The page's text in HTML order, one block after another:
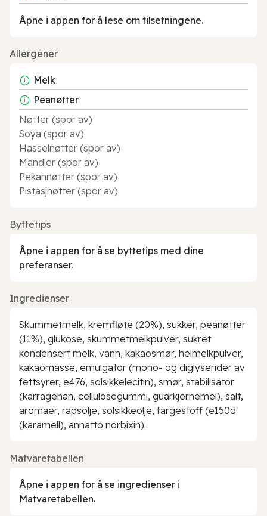
Åpne i appen for å lese om tilsetningene.
Allergener
Melk
Peanøtter
Nøtter (spor av)
Soya (spor av)
Hasselnøtter (spor av)
Mandler (spor av)
Pekannøtter (spor av)
Pistasjnøtter (spor av)
Byttetips
Åpne i appen for å se byttetips med dine
preferanser.
Ingredienser
Skummetmelk, kremfløte (20%), sukker, peanøtter
(11%), glukose, skummetmelkpulver, sukret
kondensert melk, vann, kakaosmør, helmelkpulver,
kakaomasse, emulgator (mono- og diglyserider av
fettsyrer, e476, solsikkelecitin), smør, stabilisator
(karragenan, cellulosegummi, guarkjernemel), salt,
aromaer, rapsolje, solsikkeolje, fargestoff (e150d
(karamell), annatto norbixin).
Matvaretabellen
Åpne i appen for å se ingredienser i
Matvaretabellen.